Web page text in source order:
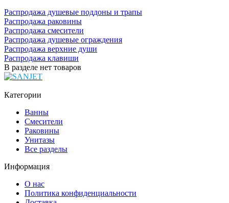
Распродажа душевые поддоны и трапы
Распродажа раковины
Распродажа смесители
Распродажа душевые ограждения
Распродажа верхние души
Распродажа клавиши
В разделе нет товаров
Категории
Ванны
Смесители
Раковины
Унитазы
Все разделы
Информация
О нас
Политика конфиденциальности